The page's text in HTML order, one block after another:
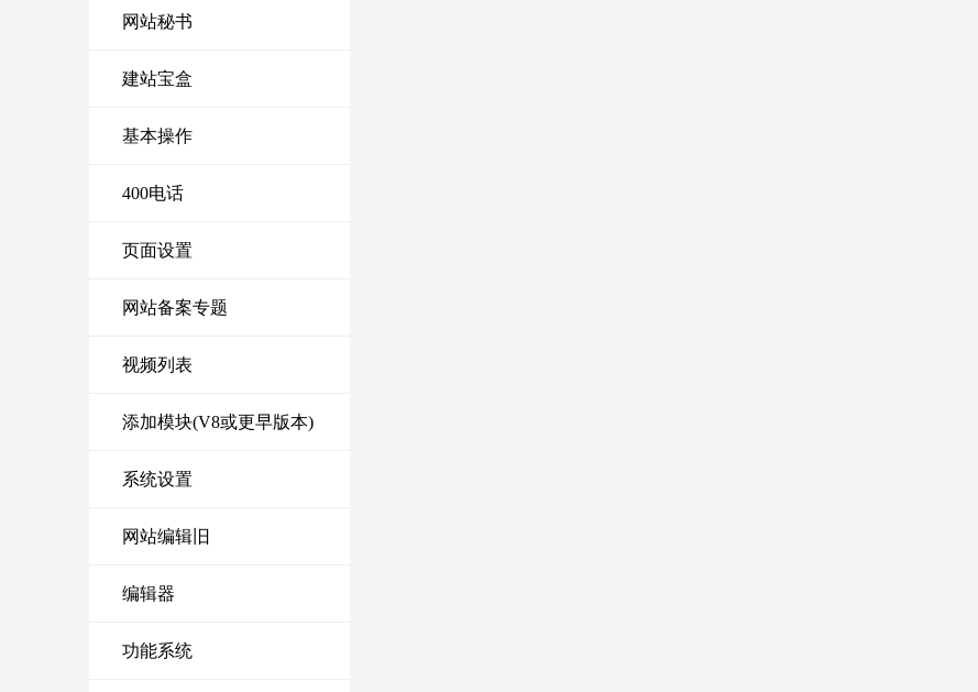
网站秘书
建站宝盒
基本操作
400电话
页面设置
网站备案专题
视频列表
添加模块(V8或更早版本)
系统设置
网站编辑旧
编辑器
功能系统